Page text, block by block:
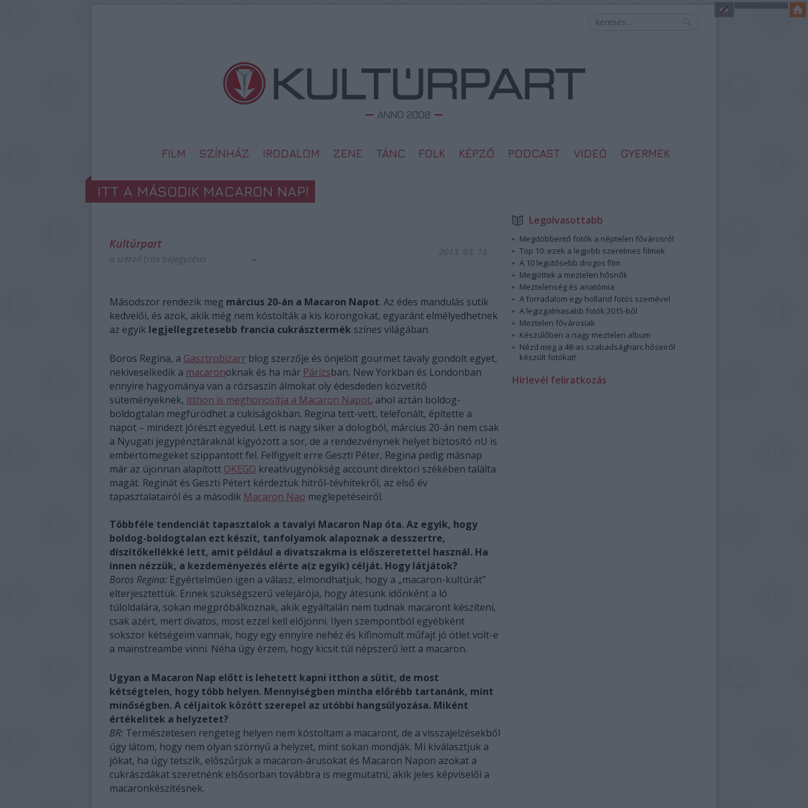
FILM SZÍNHÁZ IRODALOM ZENE TÁNC FOLK KÉPZŐ PODCAST VIDEÓ GYERMEK
ITT A MÁSODIK MACARON NAP!
Kultúrpart
a szerző friss bejegyzései
2013. 03. 18.
Másodszor rendezik meg március 20-án a Macaron Napot. Az édes mandulás sütik
kedvelői, és azok, akik még nem kóstolták a kis korongokat, egyaránt elmélyedhetnek
az egyik legjellegzetesebb francia cukrásztermék színes világában.
Boros Regina, a Gasztrobizarr blog szerzője és önjelölt gourmet tavaly gondolt egyet,
nekiveselkedik a macaronoknak és ha már Párizsban, New Yorkban és Londonban
ennyire hagyománya van a rózsaszín álmokat oly édesdeden közvetítő
süteményeknek, itthon is meghonosítja a Macaron Napot, ahol aztán boldog-
boldogtalan megfürödhet a cukiságokban. Regina tett-vett, telefonált, építette a
napot – mindezt jórészt egyedül. Lett is nagy siker a dologból, március 20-án nem csak
a Nyugati jegypénztáraknál kígyózott a sor, de a rendezvénynek helyet biztosító nU is
embertömegeket szippantott fel. Felfigyelt erre Geszti Péter, Regina pedig másnap
már az újonnan alapított OKEGO kreatívügynökség account direktori székében találta
magát. Reginát és Geszti Pétert kérdeztük hitről-tévhitekről, az első év
tapasztalatairól és a második Macaron Nap meglepetéseiről.
Többféle tendenciát tapasztalok a tavalyi Macaron Nap óta. Az egyik, hogy
boldog-boldogtalan ezt készít, tanfolyamok alapoznak a desszertre,
díszítőkellékké lett, amit például a divatszakma is előszeretettel használ. Ha
innen nézzük, a kezdeményezés elérte a(z egyik) célját. Hogy látjátok?
Boros Regina: Egyértelműen igen a válasz, elmondhatjuk, hogy a „macaron-kultúrát”
elterjesztettük. Ennek szükségszerű velejárója, hogy átesünk időnként a ló
túloldalára, sokan megpróbálkoznak, akik egyáltalán nem tudnak macaront készíteni,
csak azért, mert divatos, most ezzel kell előjönni. Ilyen szempontból egyébként
sokszor kétségeim vannak, hogy egy ennyire nehéz és kifinomult műfajt jó ötlet volt-e
a mainstreambe vinni. Néha úgy érzem, hogy kicsit túl népszerű lett a macaron.
Ugyan a Macaron Nap előtt is lehetett kapni itthon a sütit, de most
kétségtelen, hogy több helyen. Mennyiségben mintha előrébb tartanánk, mint
minőségben. A céljaitok között szerepel az utóbbi hangsúlyozása. Miként
értékelitek a helyzetet?
BR: Természetesen rengeteg helyen nem kóstoltam a macaront, de a visszajelzésekből
úgy látom, hogy nem olyan szörnyű a helyzet, mint sokan mondják. Mi kiválasztjuk a
jókat, ha úgy tetszik, előszűrjük a macaron-árusokat és Macaron Napon azokat a
cukrászdákat szeretnénk elsősorban továbbra is megmutatni, akik jeles képviselői a
macaronkészítésnek.
Legolvasottabb
Megdöbbentő fotók a néptelen fővárosról
Top 10: ezek a legjobb szerelmes filmek
A 10 legütősebb drogos film
Megjöttek a meztelen hősnők
Meztelenség és anatómia
A forradalom egy holland fotós szemével
A legizgalmasabb fotók 2015-ből
Meztelen fővárosiak
Készülőben a nagy meztelen album
Nézd meg a 48-as szabadságharc hőseiről
készült fotókat!
Hírlevél feliratkozás